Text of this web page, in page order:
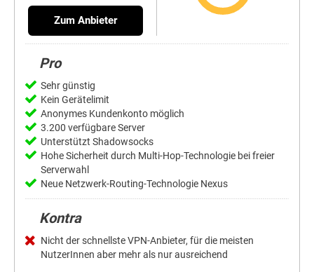
Zum Anbieter
Pro
Sehr günstig
Kein Gerätelimit
Anonymes Kundenkonto möglich
3.200 verfügbare Server
Unterstützt Shadowsocks
Hohe Sicherheit durch Multi-Hop-Technologie bei freier
Serverwahl
Neue Netzwerk-Routing-Technologie Nexus
Kontra
Nicht der schnellste VPN-Anbieter, für die meisten
NutzerInnen aber mehr als nur ausreichend